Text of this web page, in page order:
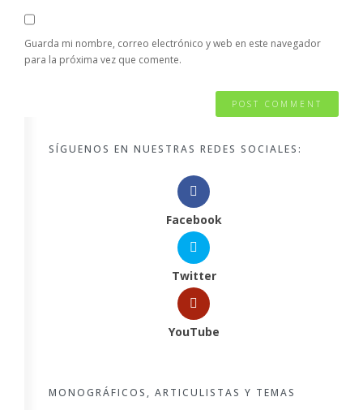
Guarda mi nombre, correo electrónico y web en este navegador
para la próxima vez que comente.
SÍGUENOS EN NUESTRAS REDES SOCIALES:
Facebook
Twitter
YouTube
MONOGRÁFICOS, ARTICULISTAS Y TEMAS